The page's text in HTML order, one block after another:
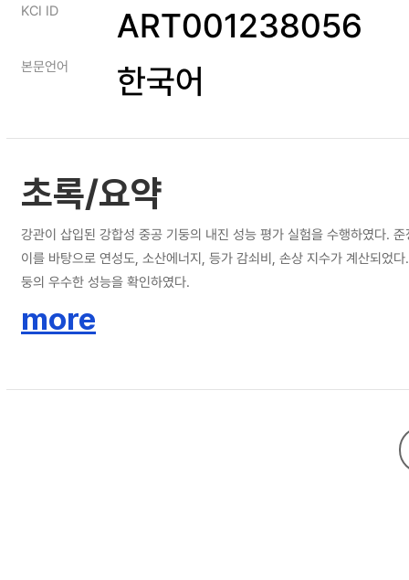
KCI ID ART001238056
본문언어 한국어
초록/요약
강관이 삽입된 강합성 중공 기둥의 내진 성능 평가 실험을 수행하였다.
이를 바탕으로 연성도, 소산에너지, 등가 감쇠비, 손상 지수가 계산되었
둥의 우수한 성능을 확인하였다.
more